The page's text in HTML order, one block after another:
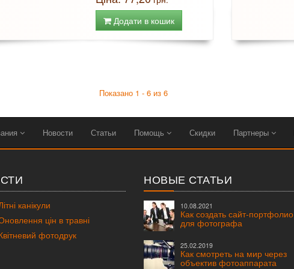
Додати в кошик
Показано 1 - 6 из 6
Новости Статьи Помощь Скидки Партнеры
канікули
цін в травні
фотодрук
НОВЫЕ СТАТЬИ
10.08.2021
Как создать сайт-портфолио
для фотографа
25.02.2019
Как смотреть на мир через
объектив фотоаппарата